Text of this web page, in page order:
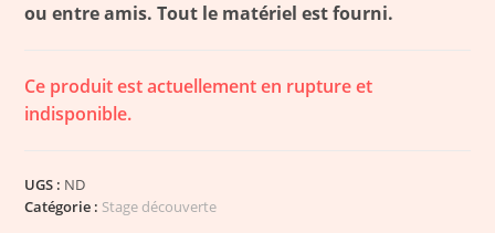
ou entre amis. Tout le matériel est fourni.
Ce produit est actuellement en rupture et
indisponible.
UGS : ND
Catégorie : Stage découverte